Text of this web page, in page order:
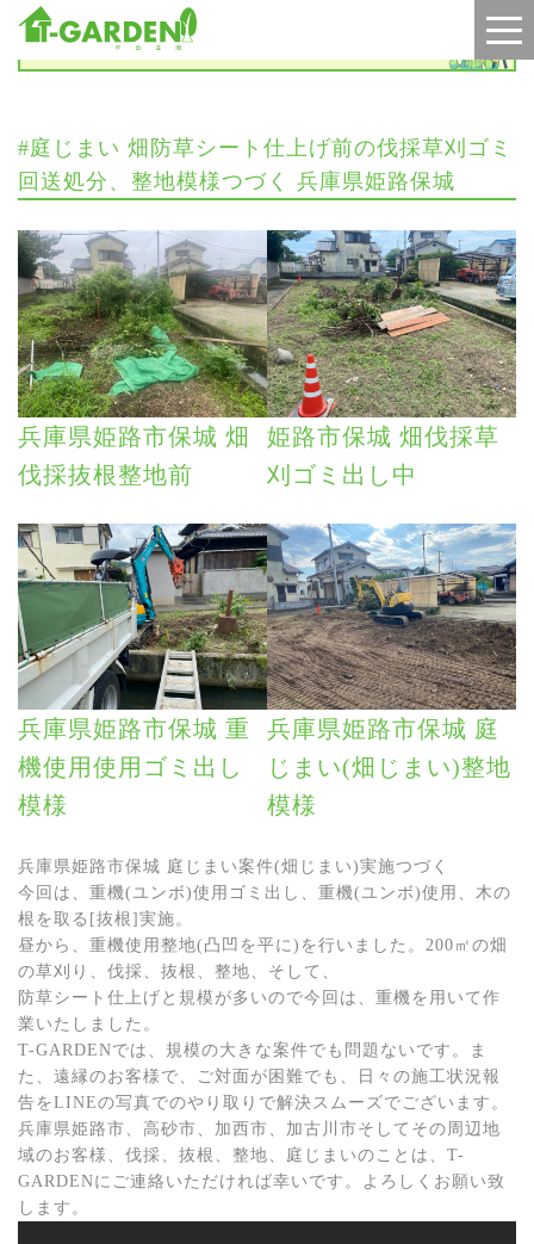
施工実績
#庭じまい 畑防草シート仕上げ前の伐採草刈ゴミ
回送処分、整地模様つづく 兵庫県姫路保城
兵庫県姫路市保城 畑
伐採抜根整地前
姫路市保城 畑伐採草
刈ゴミ出し中
兵庫県姫路市保城 重
機使用使用ゴミ出し
模様
兵庫県姫路市保城 庭
じまい(畑じまい)整地
模様
兵庫県姫路市保城 庭じまい案件(畑じまい)実施つづく
今回は、重機(ユンボ)使用ゴミ出し、重機(ユンボ)使用、木の
根を取る[抜根]実施。
昼から、重機使用整地(凸凹を平に)を行いました。200㎡の畑
の草刈り、伐採、抜根、整地、そして、
防草シート仕上げと規模が多いので今回は、重機を用いて作
業いたしました。
T-GARDENでは、規模の大きな案件でも問題ないです。ま
た、遠縁のお客様で、ご対面が困難でも、日々の施工状況報
告をLINEの写真でのやり取りで解決スムーズでございます。
兵庫県姫路市、高砂市、加西市、加古川市そしてその周辺地
域のお客様、伐採、抜根、整地、庭じまいのことは、T-
GARDENにご連絡いただければ幸いです。よろしくお願い致
します。